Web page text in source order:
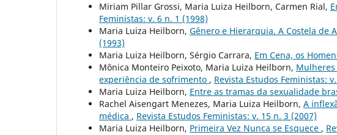
Miriam Pillar Grossi, Maria Luiza Heilborn, Carmen Rial,
Feministas: v. 6 n. 1 (1998)
Maria Luiza Heilborn, Gênero e Hierarquia. A Costela de
(1993)
Maria Luiza Heilborn, Sérgio Carrara, Em Cena, os
Mônica Monteiro Peixoto, Maria Luiza Heilborn,
experiência de sofrimento , Revista Estudos Feministas:
Maria Luiza Heilborn, Entre as tramas da sexualidade
Rachel Aisengart Menezes, Maria Luiza Heilborn, A
médica , Revista Estudos Feministas: v. 15 n. 3 (2007)
Maria Luiza Heilborn, Primeira Vez Nunca se Esquece ,